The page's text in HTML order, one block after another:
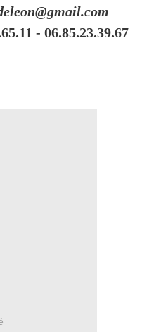
- 06.85.23.39.67